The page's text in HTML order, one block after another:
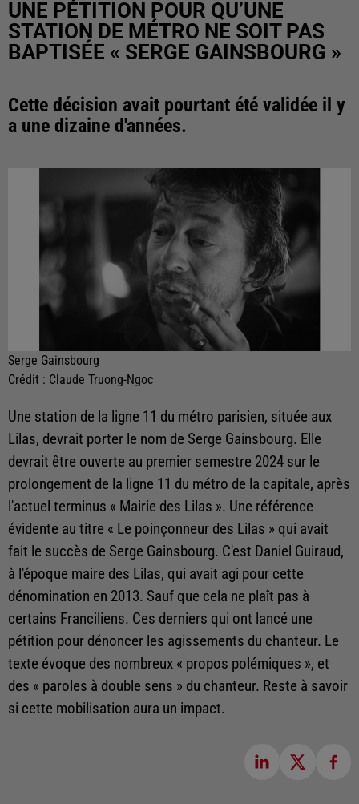
UNE PÉTITION POUR QU’UNE
STATION DE MÉTRO NE SOIT PAS
BAPTISÉE « SERGE GAINSBOURG »
Cette décision avait pourtant été validée il y
a une dizaine d'années.
Serge Gainsbourg
Crédit : Claude Truong-Ngoc
Une station de la ligne 11 du métro parisien, située aux
Lilas, devrait porter le nom de Serge Gainsbourg. Elle
devrait être ouverte au premier semestre 2024 sur le
prolongement de la ligne 11 du métro de la capitale, après
l'actuel terminus « Mairie des Lilas ». Une référence
évidente au titre « Le poinçonneur des Lilas » qui avait
fait le succès de Serge Gainsbourg. C'est Daniel Guiraud,
à l'époque maire des Lilas, qui avait agi pour cette
dénomination en 2013. Sauf que cela ne plaît pas à
certains Franciliens. Ces derniers qui ont lancé une
pétition pour dénoncer les agissements du chanteur. Le
texte évoque des nombreux « propos polémiques », et
des « paroles à double sens » du chanteur. Reste à savoir
si cette mobilisation aura un impact.